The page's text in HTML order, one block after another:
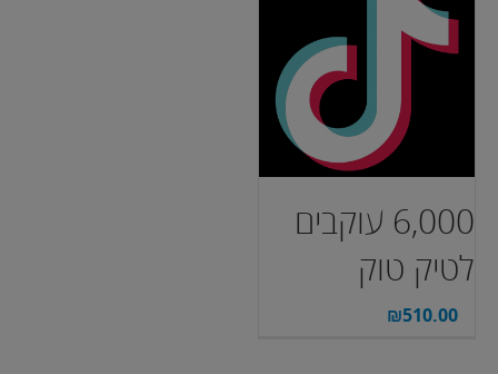
6,000 עוקבים
לטיק טוק
₪510.00